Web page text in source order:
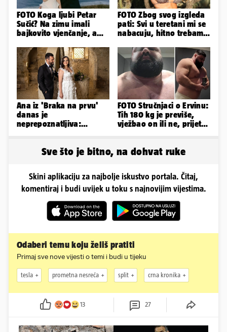
FOTO Koga ljubi Petar
Sučić? Na zimu imali
bajkovito vjenčanje, a
sin!
FOTO Zbog svog izgleda
pati: Svi u teretani mi se
nabacuju, hitno trebam
Ana iz 'Braka na prvu'
danas je
neprepoznatljiva:
FOTO Stručnjaci o Ervinu:
Tih 180 kg je previše,
vježbao on ili ne, prijete
Sve što je bitno, na dohvat ruke
Skini aplikaciju za najbolje iskustvo portala. Čitaj,
komentiraj i budi uvijek u toku s najnovijim vijestima.
Odaberi temu koju želiš pratiti
Primaj sve nove vijesti o temi i budi u tijeku
tesla prometna nesreća split crna kronika
13 27